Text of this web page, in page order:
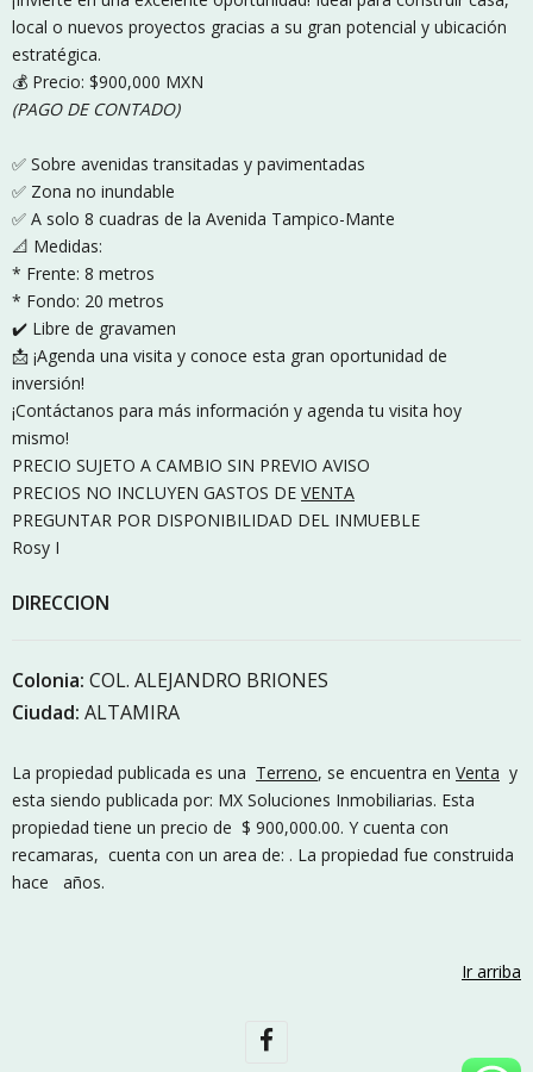
local o nuevos proyectos gracias a su gran potencial y ubicación
estratégica.
💰 Precio: $900,000 MXN
(PAGO DE CONTADO)
✅ Sobre avenidas transitadas y pavimentadas
✅ Zona no inundable
✅ A solo 8 cuadras de la Avenida Tampico-Mante
📐 Medidas:
* Frente: 8 metros
* Fondo: 20 metros
✔️ Libre de gravamen
📩 ¡Agenda una visita y conoce esta gran oportunidad de
inversión!
¡Contáctanos para más información y agenda tu visita hoy
mismo!
PRECIO SUJETO A CAMBIO SIN PREVIO AVISO
PRECIOS NO INCLUYEN GASTOS DE VENTA
PREGUNTAR POR DISPONIBILIDAD DEL INMUEBLE
Rosy I
DIRECCION
Colonia:COL. ALEJANDRO BRIONES
Ciudad:ALTAMIRA
La propiedad publicada es una Terreno, se encuentra en Venta y
esta siendo publicada por: MX Soluciones Inmobiliarias. Esta
propiedad tiene un precio de $ 900,000.00. Y cuenta con
recamaras, cuenta con un area de: . La propiedad fue construida
hace años.
Ir arriba